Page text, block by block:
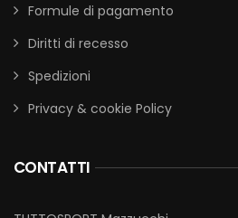
Formule di pagamento
Diritti di recesso
Spedizioni
Privacy & cookie Policy
CONTATTI